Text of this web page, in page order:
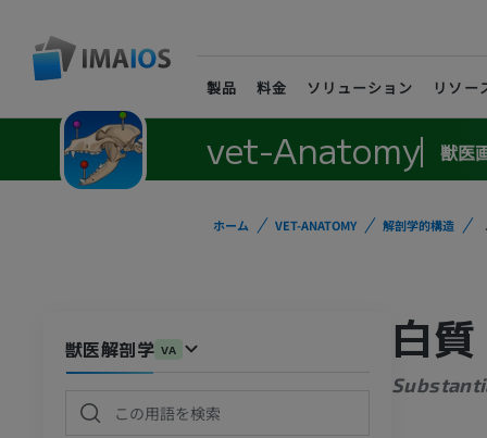
製品 料金 ソリューション リソー
vet-Anatomy 獣医
ホーム VET-ANATOMY 解剖学的構造
獣医解剖学 VA 白質